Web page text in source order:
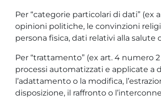
Per “categorie particolari di dati” (ex
opinioni politiche, le convinzioni
persona fisica, dati relativi alla salute
Per “trattamento” (ex art. 4 numero
processi automatizzati e applicate a
l’adattamento o la modifica,
disposizione, il raffronto o